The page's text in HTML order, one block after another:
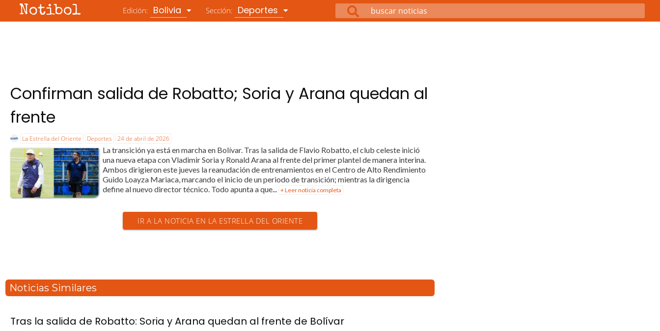
Notibol Edición: Bolivia Sección: Deportes
Confirman salida de Robatto; Soria y Arana quedan al
frente
La Estrella del Oriente Deportes 24 de abril de 2026
La transición ya está en marcha en Bolívar. Tras la salida de Flavio Robatto, el club celeste inició
una nueva etapa con Vladimir Soria y Ronald Arana al frente del primer plantel de manera interina.
Ambos dirigieron este jueves la reanudación de entrenamientos en el Centro de Alto Rendimiento
Guido Loayza Mariaca, marcando el inicio de un periodo de transición; mientras la dirigencia
define al nuevo director técnico. Todo apunta a que... + Leer noticia completa
IR A LA NOTICIA EN LA ESTRELLA DEL ORIENTE
Noticias Similares
Tras la salida de Robatto: Soria y Arana quedan al frente de Bolívar